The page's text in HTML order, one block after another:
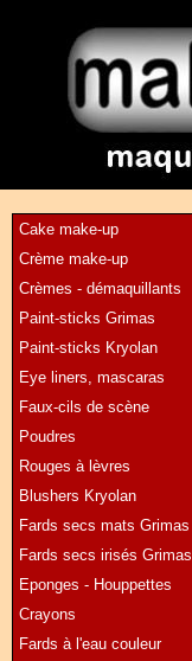
Cake make-up
Crème make-up
Crèmes - démaquillants
Paint-sticks Grimas
Paint-sticks Kryolan
Eye liners, mascaras
Faux-cils de scène
Poudres
Rouges à lèvres
Blushers Kryolan
Fards secs mats Grimas
Fards secs irisés Grimas
Eponges - Houppettes
Crayons
Fards à l'eau couleur